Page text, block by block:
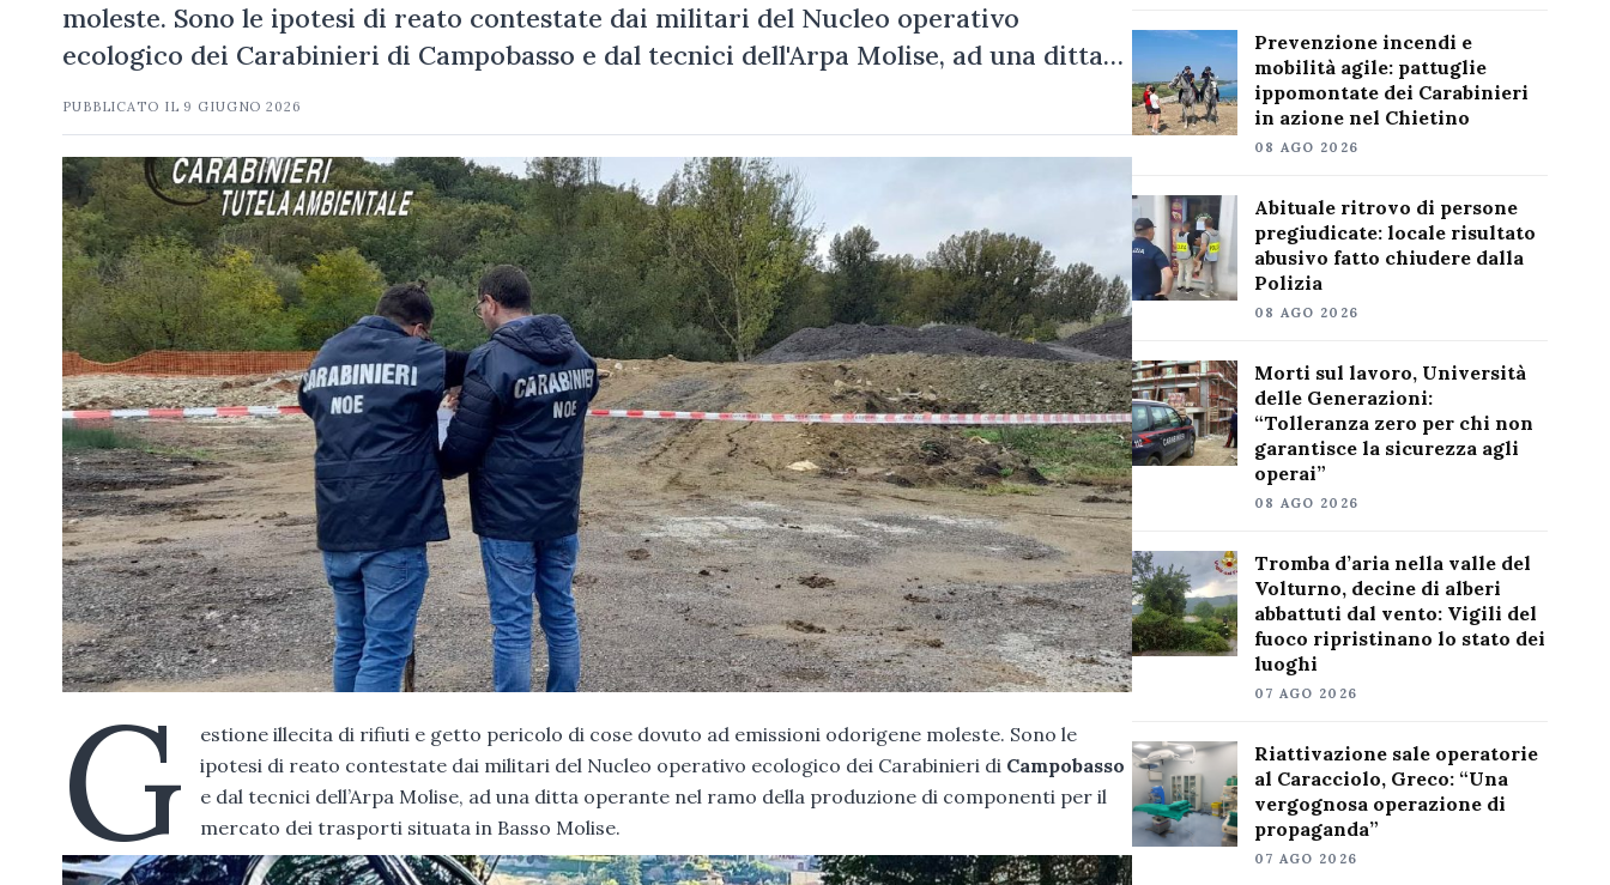
moleste. Sono le ipotesi di reato contestate dai militari del Nucleo operativo
ecologico dei Carabinieri di Campobasso e dal tecnici dell'Arpa Molise, ad una ditta…
PUBBLICATO IL 9 GIUGNO 2026
G
estione illecita di rifiuti e getto pericolo di cose dovuto ad emissioni odorigene moleste. Sono le
ipotesi di reato contestate dai militari del Nucleo operativo ecologico dei Carabinieri di Campobasso
e dal tecnici dell’Arpa Molise, ad una ditta operante nel ramo della produzione di componenti per il
mercato dei trasporti situata in Basso Molise.
Prevenzione incendi e
mobilità agile: pattuglie
ippomontate dei Carabinieri
in azione nel Chietino
08 AGO 2026
Abituale ritrovo di persone
pregiudicate: locale risultato
abusivo fatto chiudere dalla
Polizia
08 AGO 2026
Morti sul lavoro, Università
delle Generazioni:
“Tolleranza zero per chi non
garantisce la sicurezza agli
operai”
08 AGO 2026
Tromba d’aria nella valle del
Volturno, decine di alberi
abbattuti dal vento: Vigili del
fuoco ripristinano lo stato dei
luoghi
07 AGO 2026
Riattivazione sale operatorie
al Caracciolo, Greco: “Una
vergognosa operazione di
propaganda”
07 AGO 2026